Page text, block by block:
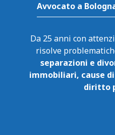
Avvocato a
Da 25 anni con
separazioni e
immobiliari, cause
diritto